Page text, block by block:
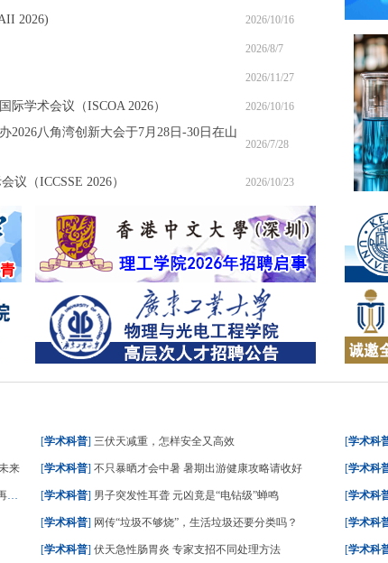
2026) 2026/10/16
2026/8/7
2026/11/27
学术会议（ISCOA 2026） 2026/10/16
2026八角湾创新大会于7月28日-30日在山
2026/7/28
议（ICCSSE 2026） 2026/10/23
来
[学术科普] 三伏天减重，怎样安全又高效
[学术科普] 不只暴晒才会中暑 暑期出游健康攻略请收好
[学术科普] 男子突发性耳聋 元凶竟是“电钻级”蝉鸣
[学术科普] 网传“垃圾不够烧”，生活垃圾还要分类吗？
[学术科普] 伏天急性肠胃炎 专家支招不同处理方法
[学术科
[学术科
[学术科
[学术科
[学术科